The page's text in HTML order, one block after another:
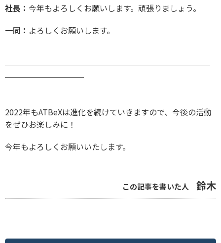
社長： 今年もよろしくお願いします。頑張りましょう。
一同： よろしくお願いします。
──────────────────────────
──────────
2022年もATBeXは進化を続けていきますので、今後の活動
をぜひお楽しみに！
今年もよろしくお願いいたします。
この記事を書いた人 鈴木